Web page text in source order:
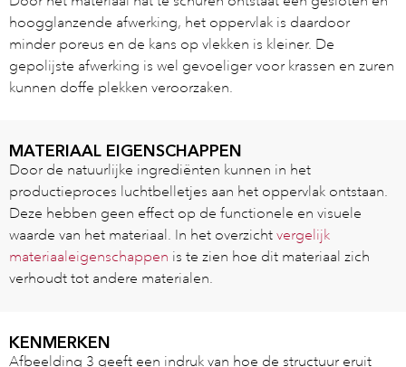
hoogglanzende afwerking, het oppervlak is daardoor
minder poreus en de kans op vlekken is kleiner. De
gepolijste afwerking is wel gevoeliger voor krassen en zuren
kunnen doffe plekken veroorzaken.
MATERIAAL EIGENSCHAPPEN
Door de natuurlijke ingrediënten kunnen in het
productieproces luchtbelletjes aan het oppervlak ontstaan.
Deze hebben geen effect op de functionele en visuele
waarde van het materiaal. In het overzicht vergelijk
materiaaleigenschappen is te zien hoe dit materiaal zich
verhoudt tot andere materialen.
KENMERKEN
Afbeelding 3 geeft een indruk van hoe de structuur eruit